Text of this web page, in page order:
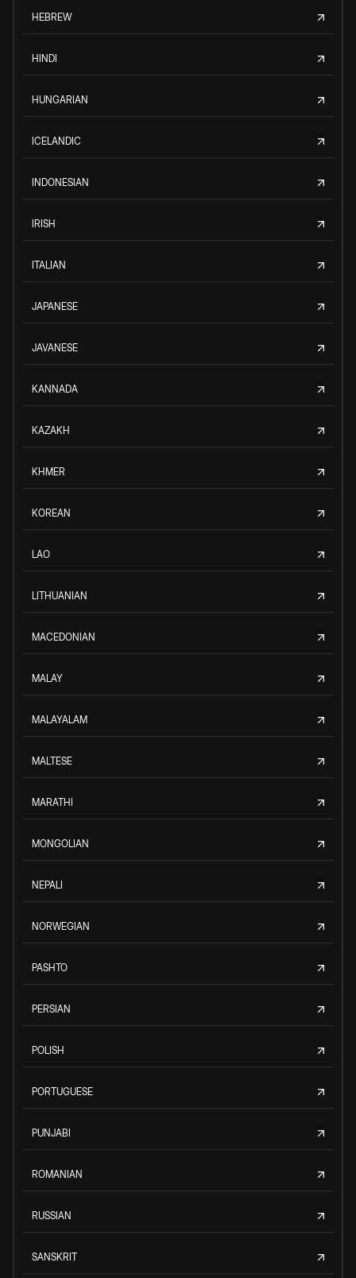
HEBREW
HINDI
HUNGARIAN
ICELANDIC
INDONESIAN
IRISH
ITALIAN
JAPANESE
JAVANESE
KANNADA
KAZAKH
KHMER
KOREAN
LAO
LITHUANIAN
MACEDONIAN
MALAY
MALAYALAM
MALTESE
MARATHI
MONGOLIAN
NEPALI
NORWEGIAN
PASHTO
PERSIAN
POLISH
PORTUGUESE
PUNJABI
ROMANIAN
RUSSIAN
SANSKRIT